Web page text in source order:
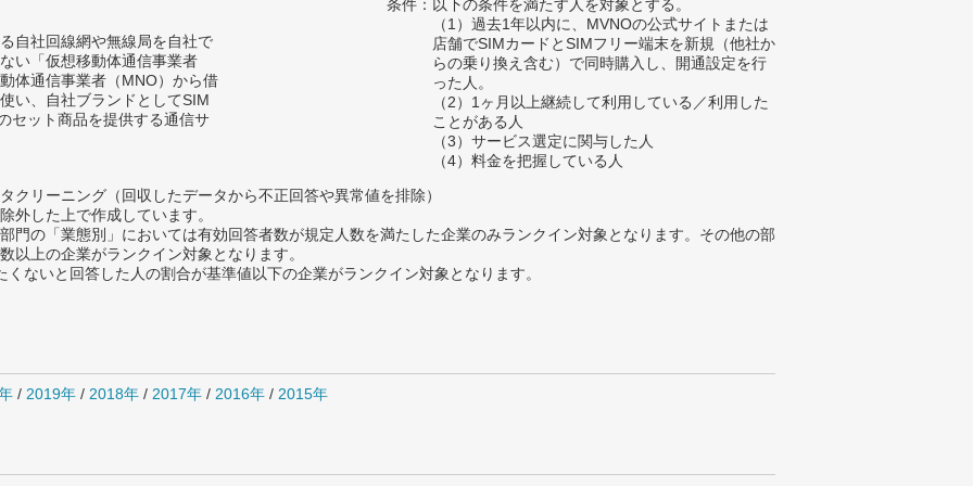
自社回線網や無線局を自社で
い「仮想移動体通信事業者
体通信事業者（MNO）から借
い、自社ブランドとしてSIM
セット商品を提供する通信サ
条件：以下の条件を満たす人を対象とする。
（1）過去1年以内に、MVNOの公式サイトまたは
店舗でSIMカードとSIMフリー端末を新規（他社か
らの乗り換え含む）で同時購入し、開通設定を行
った人。
（2）1ヶ月以上継続して利用している／利用した
ことがある人
（3）サービス選定に関与した人
（4）料金を把握している人
リーニング（回収したデータから不正回答や異常値を排除）
した上で作成しています。
門の「業態別」においては有効回答者数が規定人数を満たした企業のみランクイン対象となります。その他の部
以上の企業がランクイン対象となります。
ないと回答した人の割合が基準値以下の企業がランクイン対象となります。
/ 2019年 / 2018年 / 2017年 / 2016年 / 2015年